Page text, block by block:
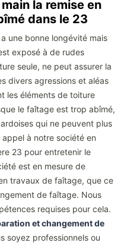
la remise en
dans le 23
une bonne longévité mais
exposé à de rudes
seule, ne peut assurer la
divers agressions et aléas
les éléments de toiture
le faîtage est trop abîmé,
qui ne peuvent plus
à notre société en
23 pour entretenir le
est en mesure de
travaux de faîtage, que ce
de faîtage. Nous
requises pour cela.
et changement de
soyez professionnels ou